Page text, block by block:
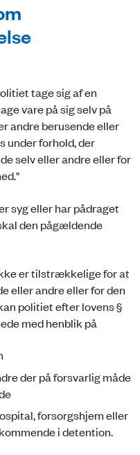
tage sig af en
vare på sig selv på
andre berusende eller
under forhold, der
selv eller andre eller for
syg eller har pådraget
den pågældende
er tilstrækkelige for at
eller andre eller for den
politiet efter lovens §
med henblik på
der på forsvarlig måde
forsorgshjem eller
i detention.